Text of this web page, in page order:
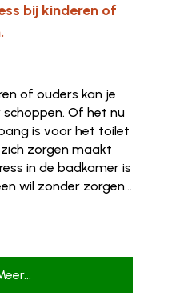
bij kinderen of
of ouders kan je
Of het nu
is voor het toilet
zorgen maakt
in de badkamer is
wil zonder zorgen...